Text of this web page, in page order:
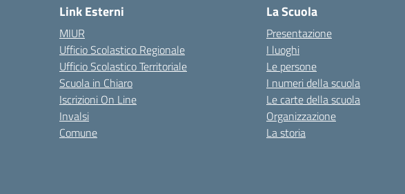
Link Esterni
MIUR
Ufficio Scolastico Regionale
Ufficio Scolastico Territoriale
Scuola in Chiaro
Iscrizioni On Line
Invalsi
Comune
La Scuola
Presentazione
I luoghi
Le persone
I numeri della scuola
Le carte della scuola
Organizzazione
La storia